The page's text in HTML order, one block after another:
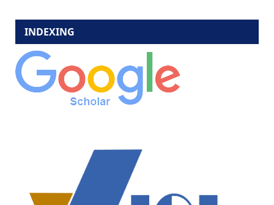
INDEXING